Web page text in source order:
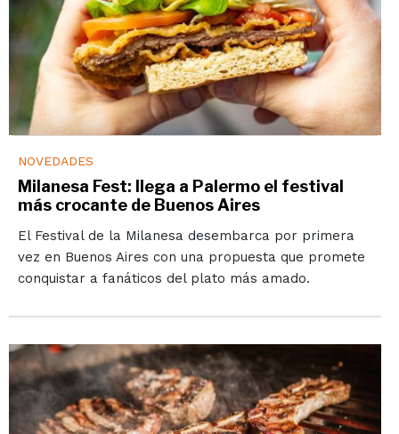
NOVEDADES
Milanesa Fest: llega a Palermo el festival
más crocante de Buenos Aires
El Festival de la Milanesa desembarca por primera
vez en Buenos Aires con una propuesta que promete
conquistar a fanáticos del plato más amado.